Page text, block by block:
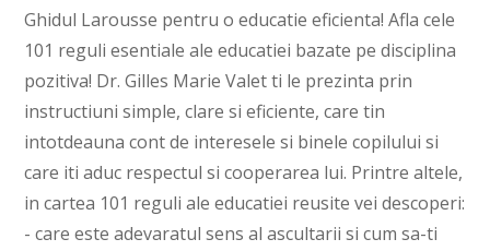
Ghidul Larousse pentru o educatie eficienta! Afla cele
101 reguli esentiale ale educatiei bazate pe disciplina
pozitiva! Dr. Gilles Marie Valet ti le prezinta prin
instructiuni simple, clare si eficiente, care tin
intotdeauna cont de interesele si binele copilului si
care iti aduc respectul si cooperarea lui. Printre altele,
in cartea 101 reguli ale educatiei reusite vei descoperi:
- care este adevaratul sens al ascultarii si cum sa-ti